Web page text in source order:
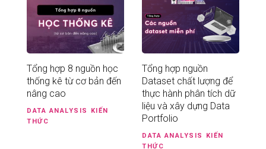
Tổng hợp 8 nguồn học
thống kê từ cơ bản đến
nâng cao
DATA ANALYSIS
KIẾN
THỨC
Tổng hợp nguồn
Dataset chất lượng để
thực hành phân tích dữ
liệu và xây dựng Data
Portfolio
DATA ANALYSIS
KIẾN
THỨC